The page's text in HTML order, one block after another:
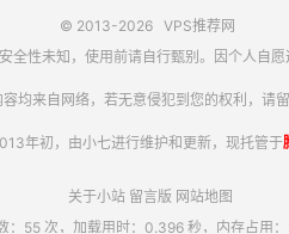
© 2013-2026 VPS推荐网
全性未知，使用前请自行甄别。因个人自
容均来自网络，若无意侵犯到您的权利，请
年初，由小七进行维护和更新，现托管于
关于小站 留言版 网站地图
：55 次，加载用时：0.396 秒，内存占用